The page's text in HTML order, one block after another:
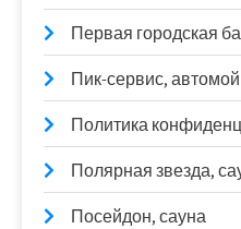
Первая городская
Пик-сервис,
Политика
Полярная звезда,
Посейдон, сауна